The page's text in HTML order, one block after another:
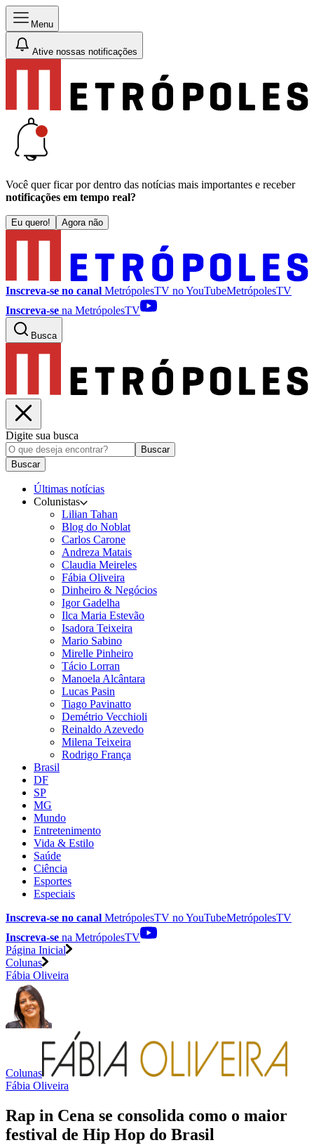
Menu
Ative nossas notificações
Você quer ficar por dentro das notícias mais importantes e receber
notificações em tempo real?
Eu quero! Agora não
Inscreva-se no canal MetrópolesTV noYouTubeMetrópolesTV
Inscreva-se na MetrópolesTV
Busca
Digite sua busca
Buscar
Buscar
Últimas notícias
Colunistas
Lilian Tahan
Blog do Noblat
Carlos Carone
Andreza Matais
Claudia Meireles
Fábia Oliveira
Dinheiro & Negócios
Igor Gadelha
Ilca Maria Estevão
Isadora Teixeira
Mario Sabino
Mirelle Pinheiro
Tácio Lorran
Manoela Alcântara
Lucas Pasin
Tiago Pavinatto
Demétrio Vecchioli
Reinaldo Azevedo
Milena Teixeira
Rodrigo França
Brasil
DF
SP
MG
Mundo
Entretenimento
Vida & Estilo
Saúde
Ciência
Esportes
Especiais
Inscreva-se no canal MetrópolesTV noYouTubeMetrópolesTV
Inscreva-se na MetrópolesTV
Página Inicial
Colunas
Fábia Oliveira
Colunas
Fábia Oliveira
Rap in Cena se consolida como o maior
festival de Hip Hop do Brasil